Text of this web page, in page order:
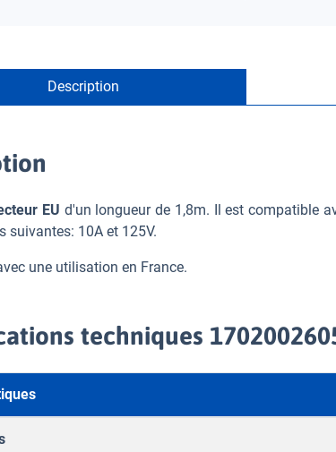
Description
EU d'un longueur de 1,8m. Il est compatible
suivantes: 10A et 125V.
une utilisation en France.
techniques